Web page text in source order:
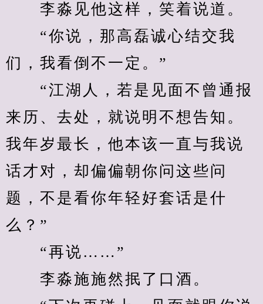
李淼见他这样，笑着说道。
“你说，那高磊诚心结交我
们，我看倒不一定。”
“江湖人，若是见面不曾通报
来历、去处，就说明不想告知。
我年岁最长，他本该一直与我说
话才对，却偏偏朝你问这些问
题，不是看你年轻好套话是什
么？”
“再说……”
李淼施施然抿了口酒。